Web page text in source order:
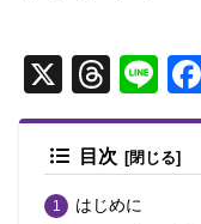
X
T
hr
e
a
Li
n
e
目次
はじめに